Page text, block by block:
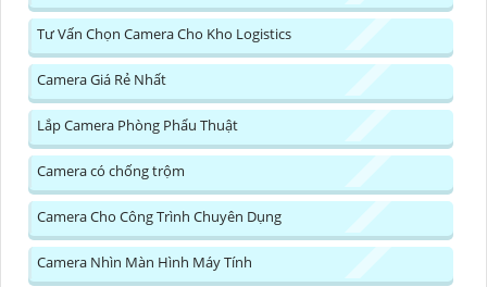
Tư Vấn Chọn Camera Cho Kho Logistics
Camera Giá Rẻ Nhất
Lắp Camera Phòng Phẩu Thuật
Camera có chống trộm
Camera Cho Công Trình Chuyên Dụng
Camera Nhìn Màn Hình Máy Tính